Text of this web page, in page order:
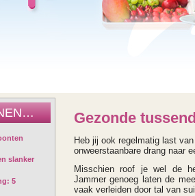
slanker
5
Gezonde
Heb jij ook regelmatig last
onweerstaanbare drang naar
Misschien roof je wel de
Jammer genoeg laten de
vaak verleiden door tal van